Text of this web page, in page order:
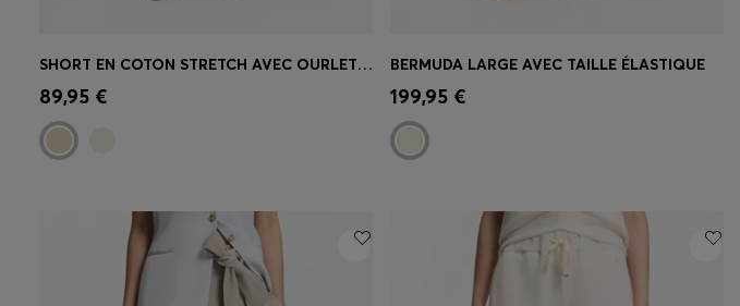
Achat rapide
taille)
SHORT EN COTON STRETCH AVEC OURLETS RETROUSSÉS
89,95 € Achat rapide
taille)
BERMUDA LARGE AVEC TAILLE ÉLASTIQUE
199,95 €